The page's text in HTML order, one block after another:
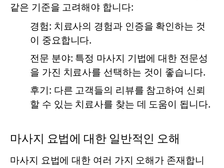
같은 기준을 고려해야 합니다:
경험: 치료사의 경험과 인증을 확인하는 것
이 중요합니다.
전문 분야: 특정 마사지 기법에 대한 전문성
을 가진 치료사를 선택하는 것이 좋습니다.
후기: 다른 고객들의 리뷰를 참고하여 신뢰
할 수 있는 치료사를 찾는 데 도움이 됩니다.
마사지 요법에 대한 일반적인 오해
마사지 요법에 대한 여러 가지 오해가 존재합니